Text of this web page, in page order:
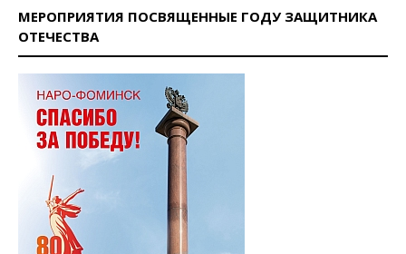
МЕРОПРИЯТИЯ ПОСВЯЩЕННЫЕ ГОДУ ЗАЩИТНИКА
ОТЕЧЕСТВА